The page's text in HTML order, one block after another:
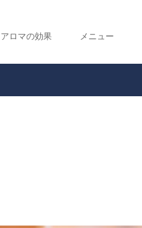
ロマの効果 メニュー